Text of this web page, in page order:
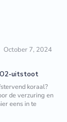
October 7, 2024
uitstoot
koraal?
de verzuring en
eens in te